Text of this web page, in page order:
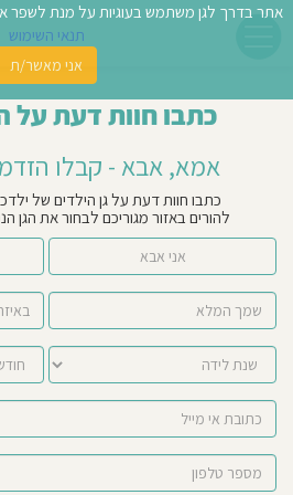
כתבו חוות דעת על
אמא, אבא - קבלו
כתבו חוות דעת על גן הילדים של
להורים באזור מגוריכם לבחור את הגן
אני אבא
אתר בדרך לגן משתמש בעוגיות על מנת לשפר
תנאי השימוש
אני מאשר/ת